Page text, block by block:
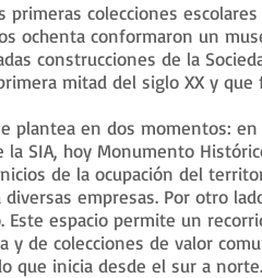
colecciones
ochenta conformaron un
construcciones de la
mitad del siglo XX y
plantea en dos momentos:
la SIA, hoy Monumento
de la ocupación del
empresas. Por otro
Este espacio permite un
y de colecciones de valor
que inicia desde el sur a norte.